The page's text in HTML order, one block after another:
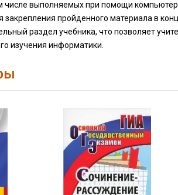
числе выполняемых при помощи
закрепления пройденного материала в
раздел учебника, что позволяет
изучения информатики.